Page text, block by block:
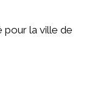
pour la ville de